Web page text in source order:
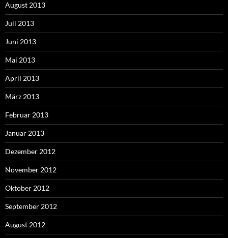
August 2013
Juli 2013
Juni 2013
Mai 2013
April 2013
März 2013
Februar 2013
Januar 2013
Dezember 2012
November 2012
Oktober 2012
September 2012
August 2012